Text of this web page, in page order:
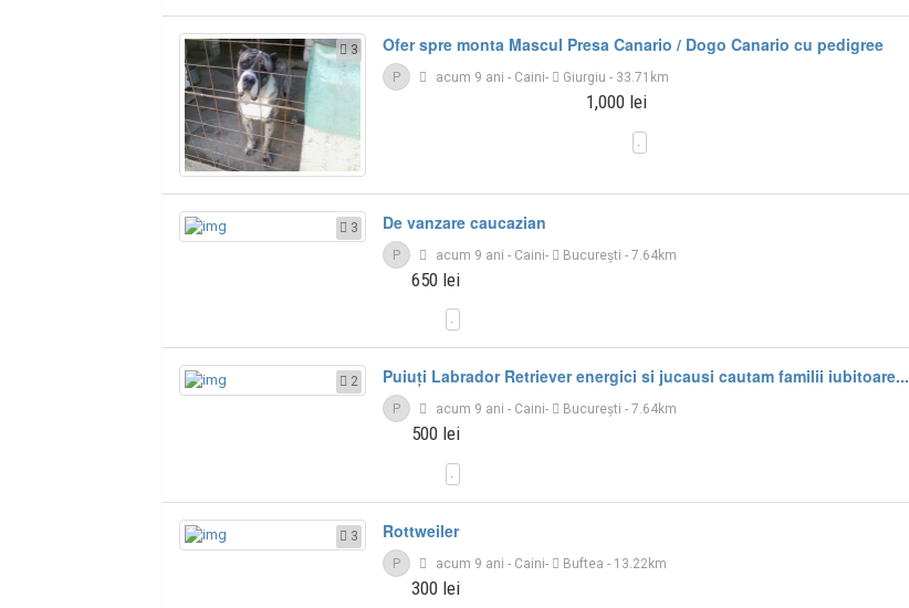
3 Ofer spre monta Mascul Presa Canario / Dogo Canario cu pedigree
P acum 9 ani - Caini- Giurgiu - 33.71km
1,000 lei
3 De vanzare caucazian
P acum 9 ani - Caini- București - 7.64km
650 lei
2 Puiuți Labrador Retriever energici si jucausi cautam familii iubitoare...
P acum 9 ani - Caini- București - 7.64km
500 lei
3 Rottweiler
P acum 9 ani - Caini- Buftea - 13.22km
300 lei